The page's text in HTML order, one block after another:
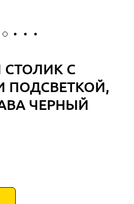
С
ПОДСВЕТКОЙ,
ЧЕРНЫЙ